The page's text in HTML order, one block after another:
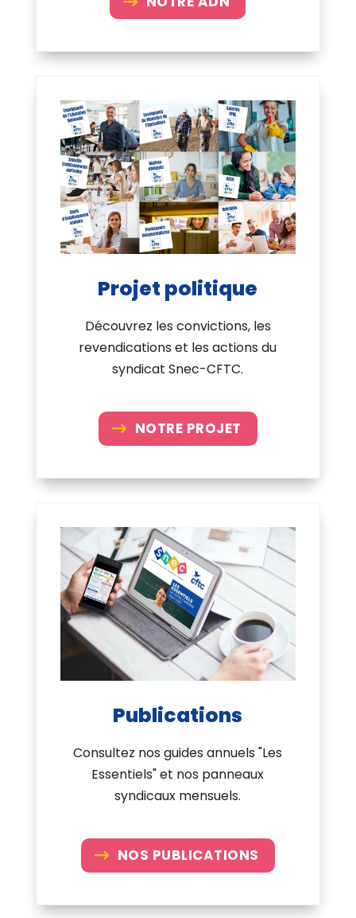
Projet politique
Découvrez les convictions, les
revendications et les actions du
syndicat Snec-CFTC.
NOTRE PROJET
Publications
Consultez nos guides annuels "Les
Essentiels" et nos panneaux
syndicaux mensuels.
NOS PUBLICATIONS